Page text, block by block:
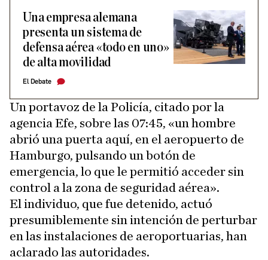
Una empresa alemana
presenta un sistema de
defensa aérea «todo en uno»
de alta movilidad
El Debate
Un portavoz de la Policía, citado por la
agencia Efe, sobre las 07:45, «un hombre
abrió una puerta aquí, en el aeropuerto de
Hamburgo, pulsando un botón de
emergencia, lo que le permitió acceder sin
control a la zona de seguridad aérea».
El individuo, que fue detenido, actuó
presumiblemente sin intención de perturbar
en las instalaciones de aeroportuarias, han
aclarado las autoridades.